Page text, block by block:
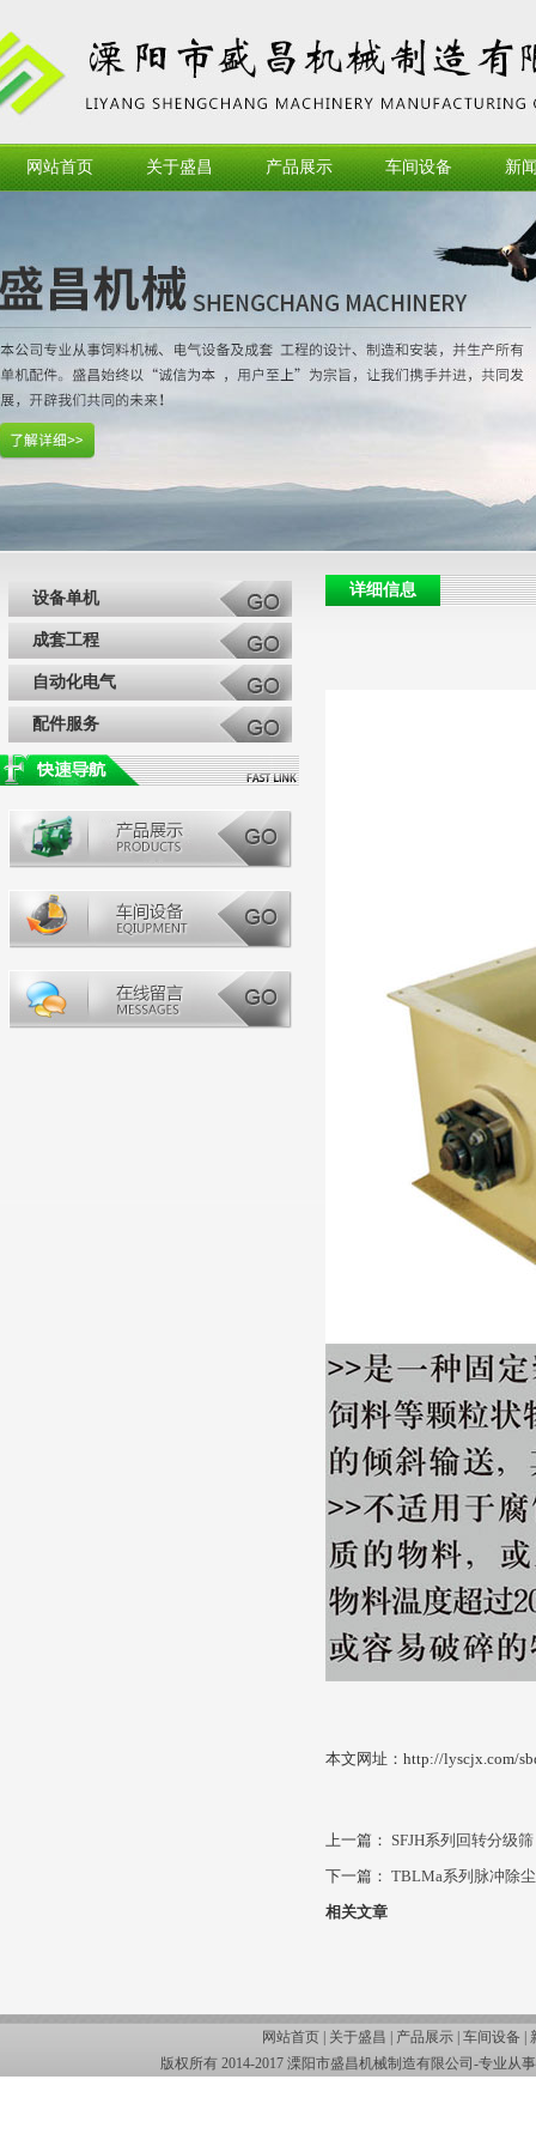
网站首页 关于盛昌 产品展示 车间设备 新
详细信息
本文网址：http://lyscjx.com/
上一篇： SFJH系列回转分级筛
下一篇： TBLMa系列脉冲除
相关文章
设备单机
成套工程
自动化电气
配件服务
网站首页 | 关于盛昌 产品展示 车间设备
版权所有 2014-2017 溧阳市盛昌机械制造有限公司-专业